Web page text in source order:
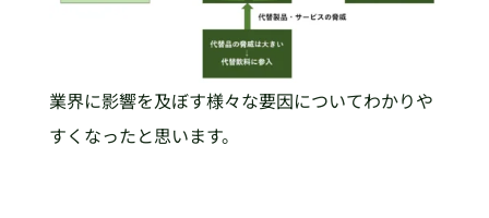
業界に影響を及ぼす様々な要因についてわかりや
すくなったと思います。